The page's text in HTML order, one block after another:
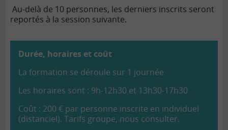
Au-delà de 10 personnes, les derniers inscrits seront
reportés à la session suivante.
Durée, horaires et coût
La formation se déroule sur 1 journée
Les horaires sont : 9h-12h30 et 13h30-17h30
Coût : 200 € par personne inscrite en individuel
(distanciel). Tarifs groupe, nous consulter.